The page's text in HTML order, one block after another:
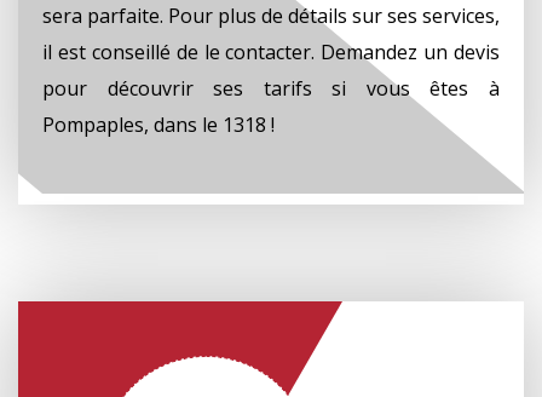
sera parfaite. Pour plus de détails sur ses services,
il est conseillé de le contacter. Demandez un devis
pour découvrir ses tarifs si vous êtes à
Pompaples, dans le 1318 !